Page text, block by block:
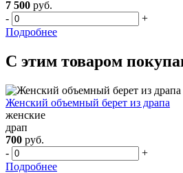
7 500 руб.
-
+
Подробнее
С этим товаром
Женский объемный берет из драпа
женские
драп
700 руб.
-
+
Подробнее